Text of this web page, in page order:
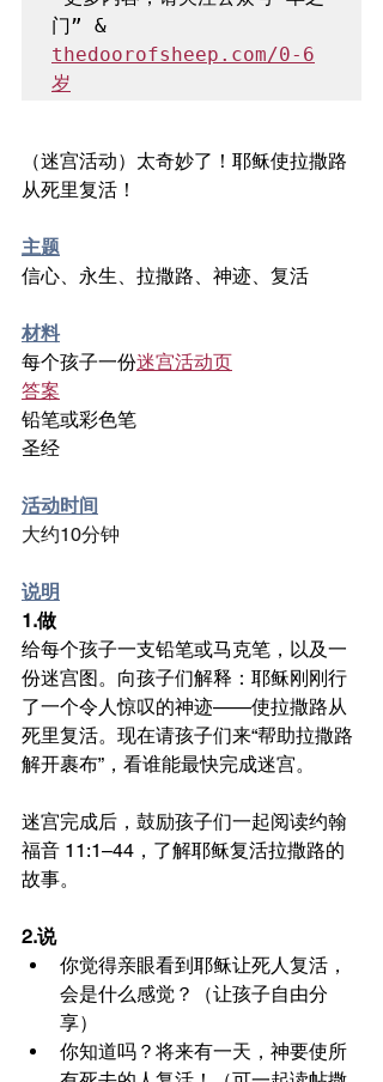
thedoorofsheep.com/0-6
岁
（迷宫活动）太奇妙了！耶稣使拉撒路
从死里复活！
主题
信心、永生、拉撒路、神迹、复活
材料
每个孩子一份迷宫活动页
答案
铅笔或彩色笔
圣经
活动时间
大约10分钟
说明
1.做
给每个孩子一支铅笔或马克笔，以及一
份迷宫图。向孩子们解释：耶稣刚刚行
了一个令人惊叹的神迹——使拉撒路从
死里复活。现在请孩子们来“帮助拉撒路
解开裹布”，看谁能最快完成迷宫。
迷宫完成后，鼓励孩子们一起阅读约翰
福音 11:1–44，了解耶稣复活拉撒路的
故事。
2.说
你觉得亲眼看到耶稣让死人复活，
会是什么感觉？（让孩子自由分
享）
你知道吗？将来有一天，神要使所